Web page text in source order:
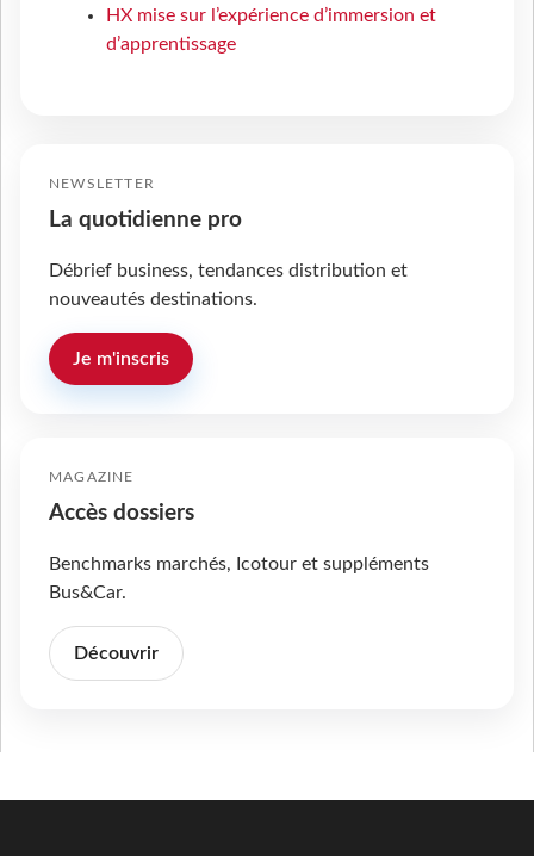
HX mise sur l’expérience d’immersion et
d’apprentissage
NEWSLETTER
La quotidienne pro
Débrief business, tendances distribution et
nouveautés destinations.
Je m'inscris
MAGAZINE
Accès dossiers
Benchmarks marchés, Icotour et suppléments
Bus&Car.
Découvrir